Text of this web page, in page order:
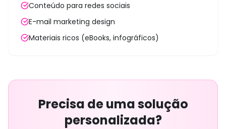
Conteúdo para redes sociais
E-mail marketing design
Materiais ricos (eBooks, infográficos)
Precisa de uma solução
personalizada?